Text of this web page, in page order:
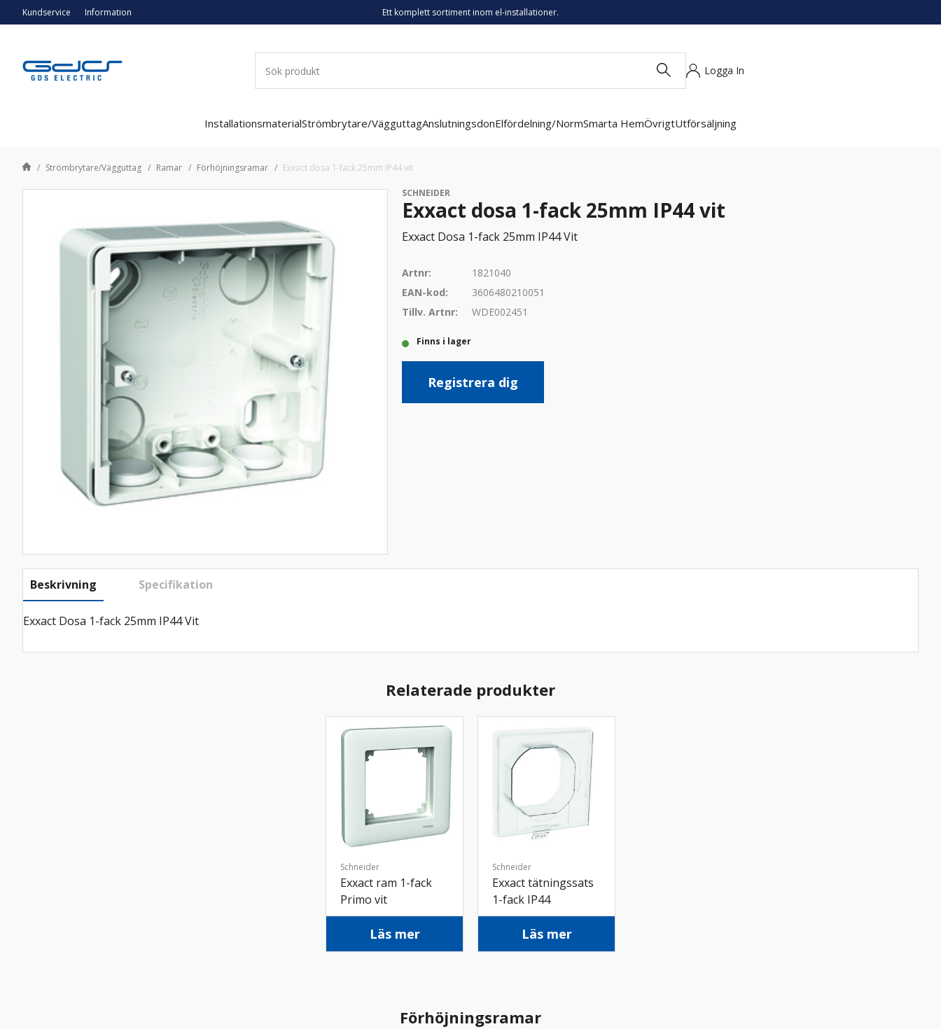
Kundservice Information Ett komplett sortiment inom el-installationer.
Logga In
InstallationsmaterialStrömbrytare/VägguttagAnslutningsdonElfördelning/NormSmarta HemÖvrigtUtförsäljning
Strömbrytare/Vägguttag Ramar Förhöjningsramar Exxact dosa 1-fack 25mm IP44 vit
SCHNEIDER
Exxact dosa 1-fack 25mm IP44 vit
Exxact Dosa 1-fack 25mm IP44 Vit
Artnr:
1821040
EAN-kod:
3606480210051
Tillv. Artnr:
WDE002451
Finns i lager
Registrera dig
Beskrivning Specifikation
Exxact Dosa 1-fack 25mm IP44 Vit
Relaterade produkter
Schneider
Exxact ram 1-fack
Primo vit
Läs mer
Schneider
Exxact tätningssats
1-fack IP44
Läs mer
Förhöjningsramar